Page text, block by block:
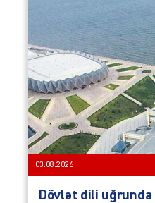
03.08.2026
Dövlət dili